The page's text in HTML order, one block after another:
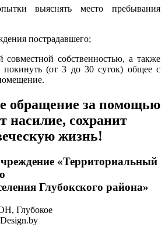
выяснять место пребывания
пострадавшего;
совместной собственностью, а также
покинуть (от 3 до 30 суток) общее с
обращение за помощью
насилие, сохранит
жизнь!
«Территориальный
Глубокского района»
Глубокое